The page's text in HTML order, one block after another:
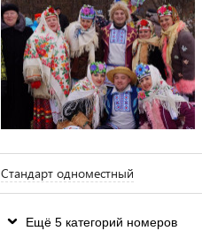
Стандарт одноместный
Ещё 5 категорий номеров